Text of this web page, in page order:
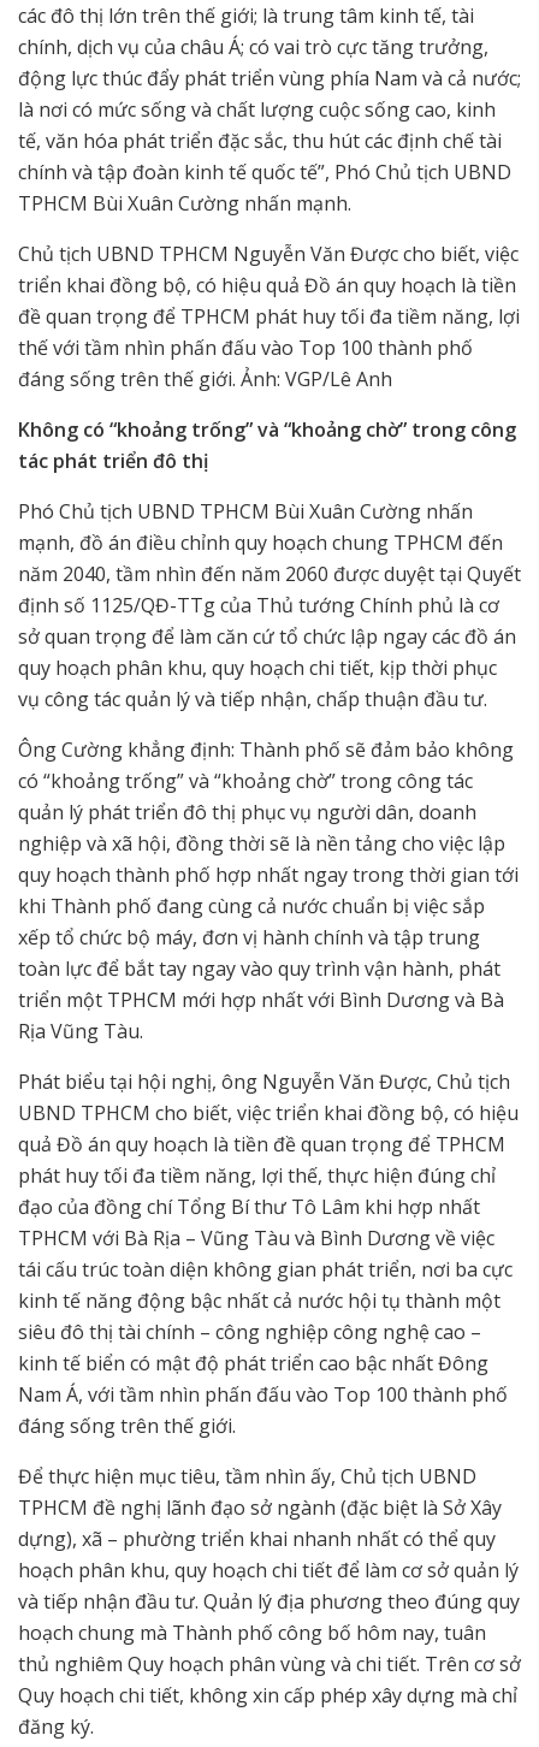
các đô thị lớn trên thế giới; là trung tâm kinh tế, tài
chính, dịch vụ của châu Á; có vai trò cực tăng trưởng,
động lực thúc đẩy phát triển vùng phía Nam và cả nước;
là nơi có mức sống và chất lượng cuộc sống cao, kinh
tế, văn hóa phát triển đặc sắc, thu hút các định chế tài
chính và tập đoàn kinh tế quốc tế”, Phó Chủ tịch UBND
TPHCM Bùi Xuân Cường nhấn mạnh.
Chủ tịch UBND TPHCM Nguyễn Văn Được cho biết, việc
triển khai đồng bộ, có hiệu quả Đồ án quy hoạch là tiền
đề quan trọng để TPHCM phát huy tối đa tiềm năng, lợi
thế với tầm nhìn phấn đấu vào Top 100 thành phố
đáng sống trên thế giới. Ảnh: VGP/Lê Anh
Không có “khoảng trống” và “khoảng chờ” trong công
tác phát triển đô thị
Phó Chủ tịch UBND TPHCM Bùi Xuân Cường nhấn
mạnh, đồ án điều chỉnh quy hoạch chung TPHCM đến
năm 2040, tầm nhìn đến năm 2060 được duyệt tại Quyết
định số 1125/QĐ-TTg của Thủ tướng Chính phủ là cơ
sở quan trọng để làm căn cứ tổ chức lập ngay các đồ án
quy hoạch phân khu, quy hoạch chi tiết, kịp thời phục
vụ công tác quản lý và tiếp nhận, chấp thuận đầu tư.
Ông Cường khẳng định: Thành phố sẽ đảm bảo không
có “khoảng trống” và “khoảng chờ” trong công tác
quản lý phát triển đô thị phục vụ người dân, doanh
nghiệp và xã hội, đồng thời sẽ là nền tảng cho việc lập
quy hoạch thành phố hợp nhất ngay trong thời gian tới
khi Thành phố đang cùng cả nước chuẩn bị việc sắp
xếp tổ chức bộ máy, đơn vị hành chính và tập trung
toàn lực để bắt tay ngay vào quy trình vận hành, phát
triển một TPHCM mới hợp nhất với Bình Dương và Bà
Rịa Vũng Tàu.
Phát biểu tại hội nghị, ông Nguyễn Văn Được, Chủ tịch
UBND TPHCM cho biết, việc triển khai đồng bộ, có hiệu
quả Đồ án quy hoạch là tiền đề quan trọng để TPHCM
phát huy tối đa tiềm năng, lợi thế, thực hiện đúng chỉ
đạo của đồng chí Tổng Bí thư Tô Lâm khi hợp nhất
TPHCM với Bà Rịa – Vũng Tàu và Bình Dương về việc
tái cấu trúc toàn diện không gian phát triển, nơi ba cực
kinh tế năng động bậc nhất cả nước hội tụ thành một
siêu đô thị tài chính – công nghiệp công nghệ cao –
kinh tế biển có mật độ phát triển cao bậc nhất Đông
Nam Á, với tầm nhìn phấn đấu vào Top 100 thành phố
đáng sống trên thế giới.
Để thực hiện mục tiêu, tầm nhìn ấy, Chủ tịch UBND
TPHCM đề nghị lãnh đạo sở ngành (đặc biệt là Sở Xây
dựng), xã – phường triển khai nhanh nhất có thể quy
hoạch phân khu, quy hoạch chi tiết để làm cơ sở quản lý
và tiếp nhận đầu tư. Quản lý địa phương theo đúng quy
hoạch chung mà Thành phố công bố hôm nay, tuân
thủ nghiêm Quy hoạch phân vùng và chi tiết. Trên cơ sở
Quy hoạch chi tiết, không xin cấp phép xây dựng mà chỉ
đăng ký.